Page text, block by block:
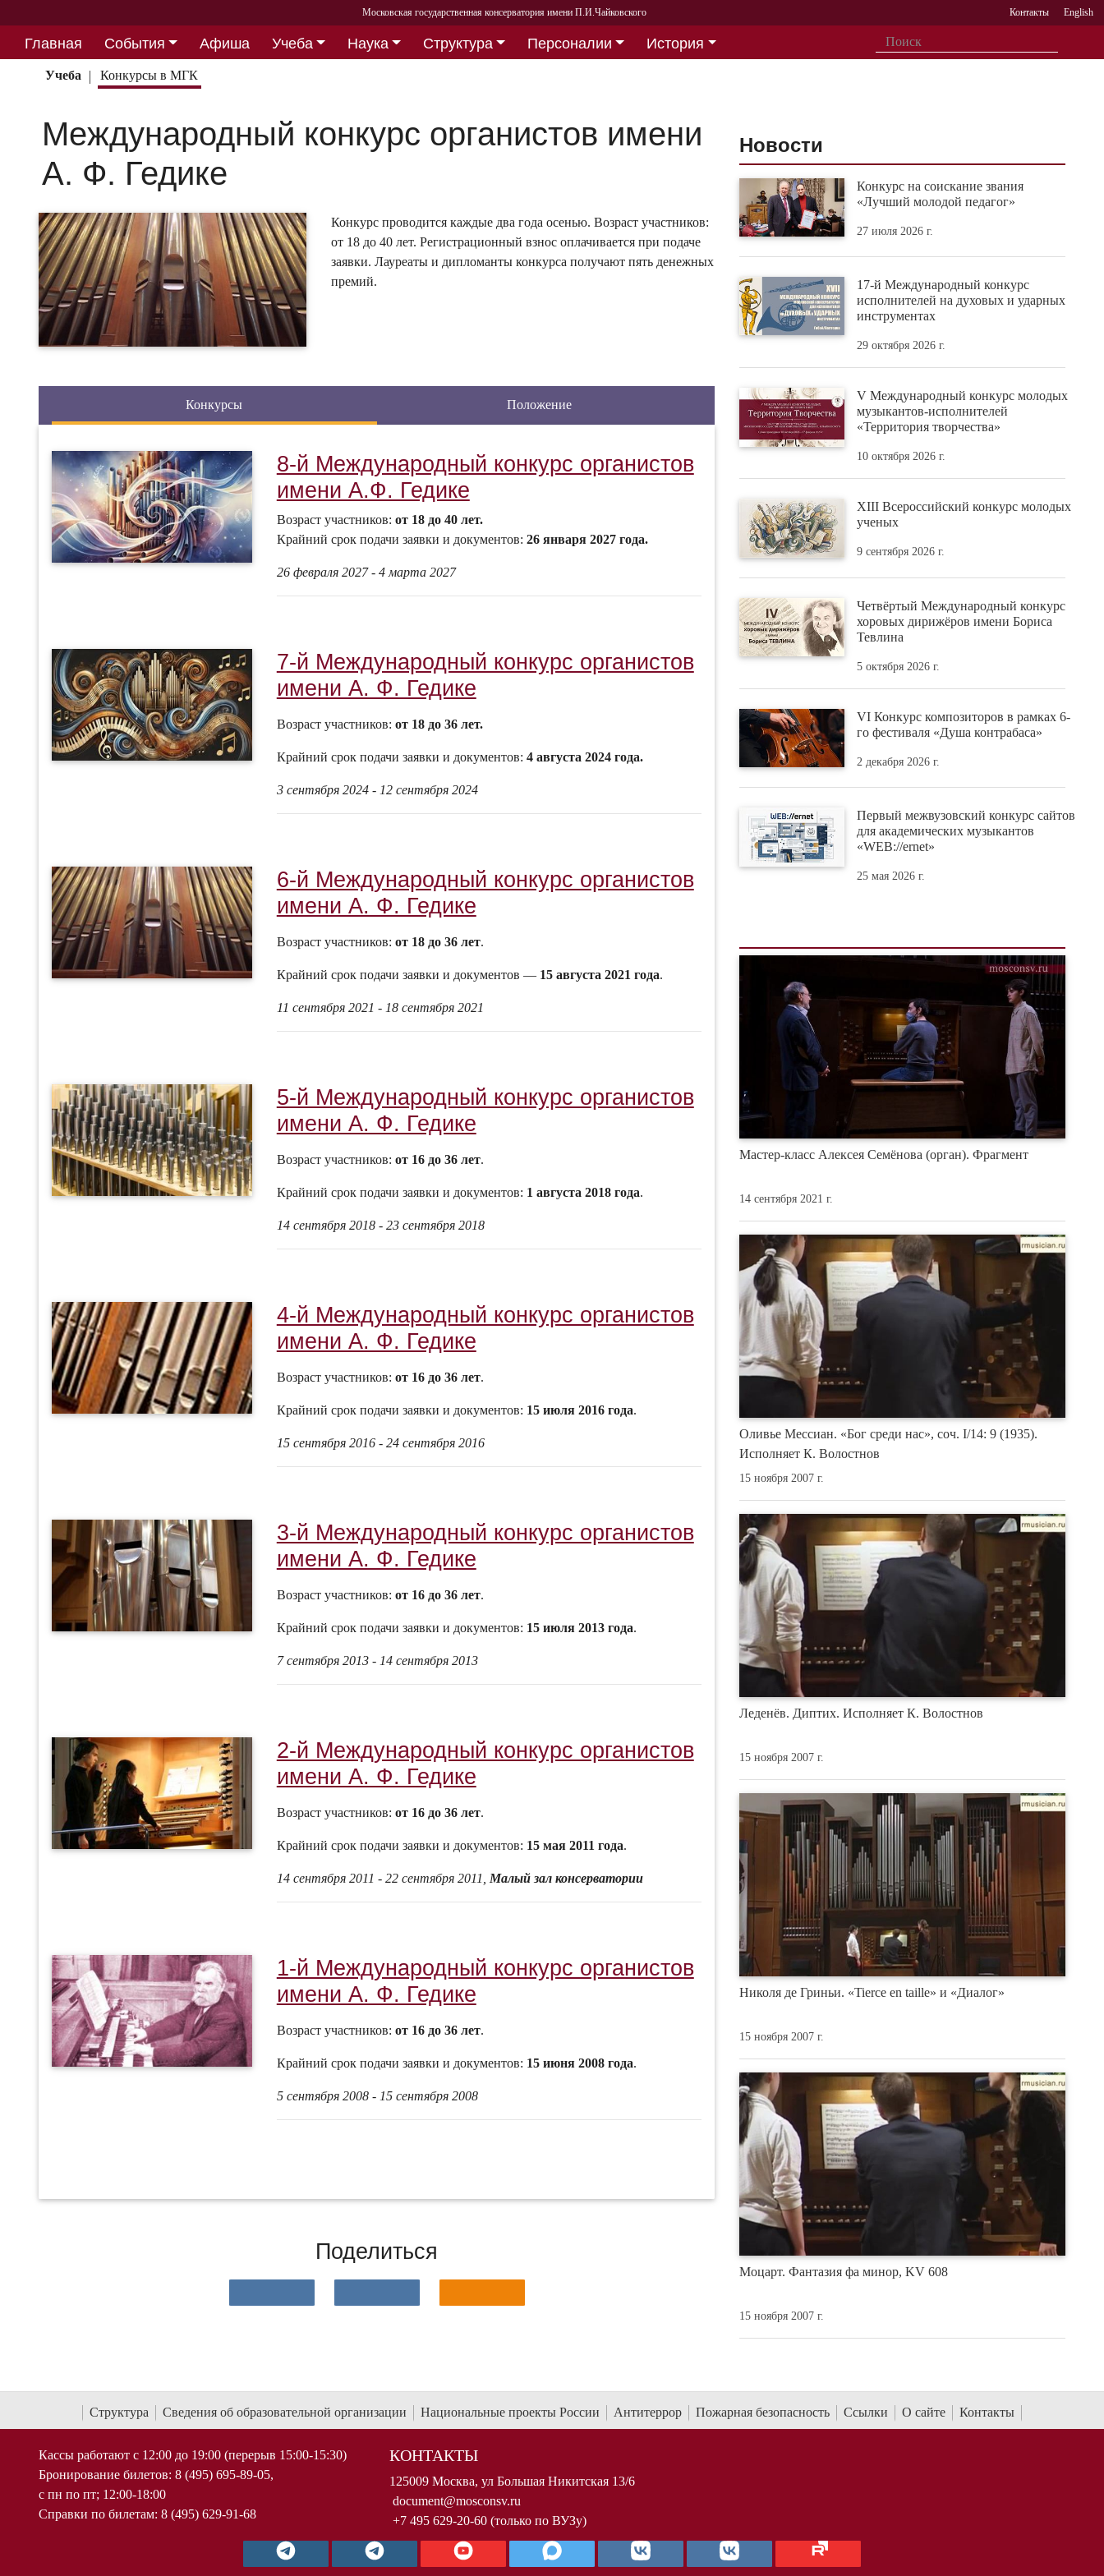
Московская государственная консерватория имени П.И.Чайковского Контакты English
Главная События Афиша Учеба Наука Структура Персоналии
История
Партнерство
Учеба Конкурсы в МГК
Международный конкурс органистов имени
А. Ф. Гедике
Конкурс проводится каждые два года осенью. Возраст участников:
от 18 до 40 лет. Регистрационный взнос оплачивается при подаче
заявки. Лауреаты и дипломанты конкурса получают пять денежных
премий.
Конкурсы Положение
8-й Международный конкурс органистов
имени А.Ф. Гедике
Возраст участников: от 18 до 40 лет.
Крайний срок подачи заявки и документов: 26 января 2027 года.
26 февраля 2027 - 4 марта 2027
7-й Международный конкурс органистов
имени А. Ф. Гедике
Возраст участников: от 18 до 36 лет.
Крайний срок подачи заявки и документов: 4 августа 2024 года.
3 сентября 2024 - 12 сентября 2024
6-й Международный конкурс органистов
имени А. Ф. Гедике
Возраст участников: от 18 до 36 лет.
Крайний срок подачи заявки и документов — 15 августа 2021 года.
11 сентября 2021 - 18 сентября 2021
5-й Международный конкурс органистов
имени А. Ф. Гедике
Возраст участников: от 16 до 36 лет.
Крайний срок подачи заявки и документов: 1 августа 2018 года.
14 сентября 2018 - 23 сентября 2018
4-й Международный конкурс органистов
имени А. Ф. Гедике
Возраст участников: от 16 до 36 лет.
Крайний срок подачи заявки и документов: 15 июля 2016 года.
15 сентября 2016 - 24 сентября 2016
3-й Международный конкурс органистов
имени А. Ф. Гедике
Возраст участников: от 16 до 36 лет.
Крайний срок подачи заявки и документов: 15 июля 2013 года.
7 сентября 2013 - 14 сентября 2013
2-й Международный конкурс органистов
имени А. Ф. Гедике
Возраст участников: от 16 до 36 лет.
Крайний срок подачи заявки и документов: 15 мая 2011 года.
14 сентября 2011 - 22 сентября 2011, Малый зал консерватории
1-й Международный конкурс органистов
имени А. Ф. Гедике
Возраст участников: от 16 до 36 лет.
Крайний срок подачи заявки и документов: 15 июня 2008 года.
5 сентября 2008 - 15 сентября 2008
Поделиться
Новости
Конкурс на соискание звания
«Лучший молодой педагог»
27 июля 2026 г.
17-й Международный конкурс
исполнителей на духовых и ударных
инструментах
29 октября 2026 г.
V Международный конкурс молодых
музыкантов-исполнителей
«Территория творчества»
10 октября 2026 г.
XIII Всероссийский конкурс молодых
ученых
9 сентября 2026 г.
Четвёртый Международный конкурс
хоровых дирижёров имени Бориса
Тевлина
5 октября 2026 г.
VI Конкурс композиторов в рамках 6-
го фестиваля «Душа контрабаса»
2 декабря 2026 г.
Первый межвузовский конкурс сайтов
для академических музыкантов
«WEB://ernet»
25 мая 2026 г.
Мастер-класс Алексея Семёнова (орган). Фрагмент
14 сентября 2021 г.
Оливье Мессиан. «Бог среди нас», соч. I/14: 9 (1935).
Исполняет К. Волостнов
15 ноября 2007 г.
Леденёв. Диптих. Исполняет К. Волостнов
15 ноября 2007 г.
Николя де Гриньи. «Tierce en taille» и «Диалог»
15 ноября 2007 г.
Моцарт. Фантазия фа минор, KV 608
15 ноября 2007 г.
Структура Сведения об образовательной организации Национальные проекты России Антитеррор Пожарная безопасность Ссылки О сайте Контакты
Кассы работают с 12:00 до 19:00 (перерыв 15:00-15:30)
Бронирование билетов: 8 (495) 695-89-05,
с пн по пт; 12:00-18:00
Справки по билетам: 8 (495) 629-91-68
КОНТАКТЫ
125009 Москва, ул Большая Никитская 13/6
document@mosconsv.ru
+7 495 629-20-60 (только по ВУЗу)